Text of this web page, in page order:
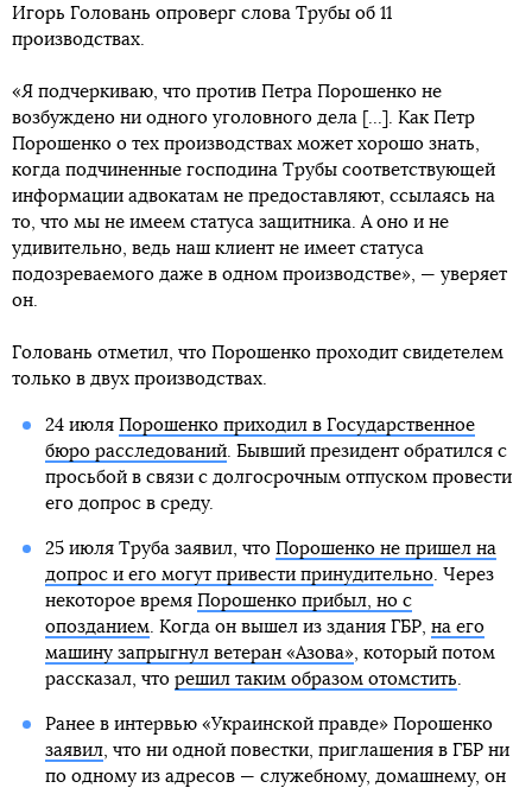
Игорь Головань опроверг слова Трубы об 11
производствах.
«Я подчеркиваю, что против Петра Порошенко не
возбуждено ни одного уголовного дела [...]. Как Петр
Порошенко о тех производствах может хорошо знать,
когда подчиненные господина Трубы соответствующей
информации адвокатам не предоставляют, ссылаясь на
то, что мы не имеем статуса защитника. А оно и не
удивительно, ведь наш клиент не имеет статуса
подозреваемого даже в одном производстве», — уверяет
он.
Головань отметил, что Порошенко проходит свидетелем
только в двух производствах.
24 июля Порошенко приходил в Государственное
бюро расследований. Бывший президент обратился с
просьбой в связи с долгосрочным отпуском провести
его допрос в среду.
25 июля Труба заявил, что Порошенко не пришел на
допрос и его могут привести принудительно. Через
некоторое время Порошенко прибыл, но с
опозданием. Когда он вышел из здания ГБР, на его
машину запрыгнул ветеран «Азова», который потом
рассказал, что решил таким образом отомстить.
Ранее в интервью «Украинской правде» Порошенко
заявил, что ни одной повестки, приглашения в ГБР ни
по одному из адресов — служебному, домашнему, он